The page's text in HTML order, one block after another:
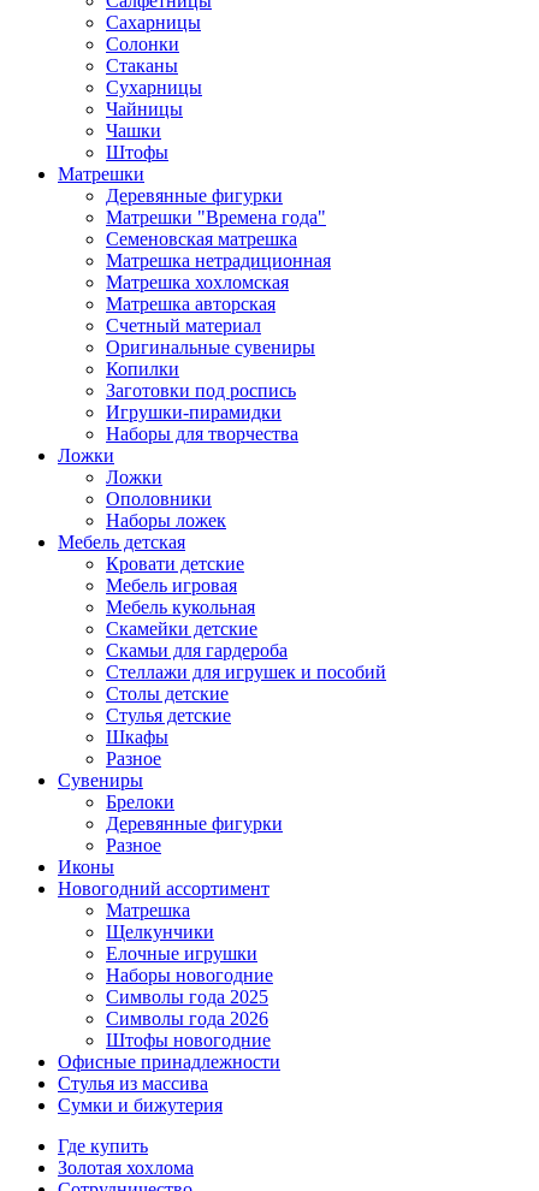
Сахарницы
Солонки
Стаканы
Сухарницы
Чайницы
Чашки
Штофы
Матрешки
Деревянные фигурки
Матрешки "Времена года"
Семеновская матрешка
Матрешка нетрадиционная
Матрешка хохломская
Матрешка авторская
Счетный материал
Оригинальные сувениры
Копилки
Заготовки под роспись
Игрушки-пирамидки
Наборы для творчества
Ложки
Ложки
Ополовники
Наборы ложек
Мебель детская
Кровати детские
Мебель игровая
Мебель кукольная
Скамейки детские
Скамьи для гардероба
Стеллажи для игрушек и пособий
Столы детские
Стулья детские
Шкафы
Разное
Сувениры
Брелоки
Деревянные фигурки
Разное
Иконы
Новогодний ассортимент
Матрешка
Щелкунчики
Елочные игрушки
Наборы новогодние
Символы года 2025
Символы года 2026
Штофы новогодние
Офисные принадлежности
Стулья из массива
Сумки и бижутерия
Где купить
Золотая хохлома